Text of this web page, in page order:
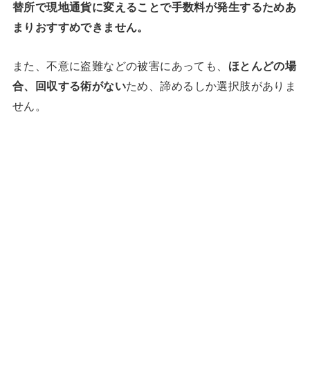
替所で現地通貨に変えることで手数料が発生するためあ
まりおすすめできません。
また、不意に盗難などの被害にあっても、 ほとんどの場
合、回収する術がないため、諦めるしか選択肢がありま
せん。